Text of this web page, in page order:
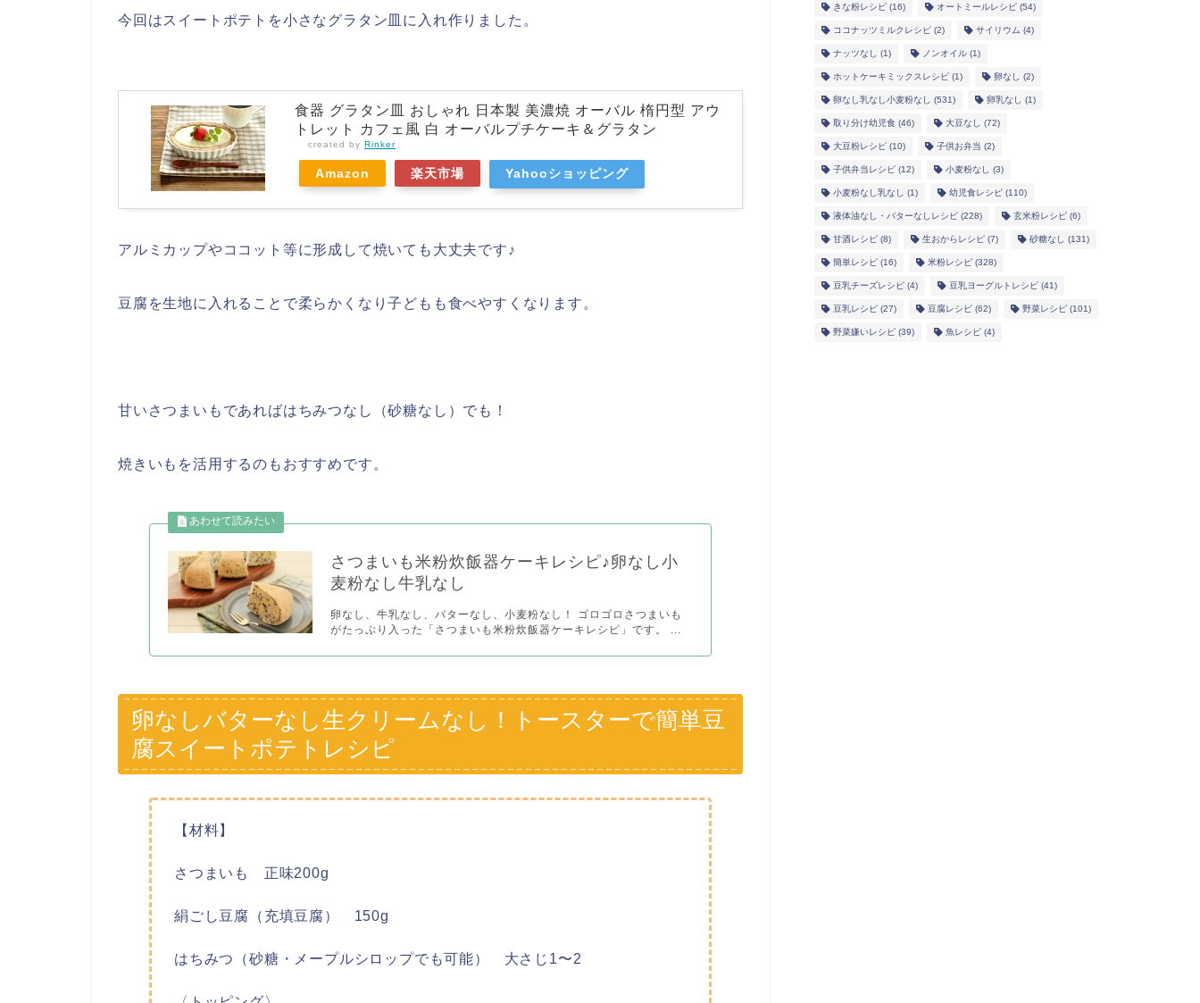
今回はスイートポテトを小さなグラタン皿に入れ作りました。
食器 グラタン皿 おしゃれ 日本製 美濃焼 オーバル 楕円型 アウ
トレット カフェ風 白 オーバルプチケーキ＆グラタン
created by Rinker
Amazon 楽天市場 Yahooショッピング
アルミカップやココット等に形成して焼いても大丈夫です♪
豆腐を生地に入れることで柔らかくなり子どもも食べやすくなります。
甘いさつまいもであればはちみつなし（砂糖なし）でも！
焼きいもを活用するのもおすすめです。
さつまいも米粉炊飯器ケーキレシピ♪卵なし小
麦粉なし牛乳なし
卵なし、牛乳なし、バターなし、小麦粉なし！ ゴロゴロさつまいも
がたっぷり入った「さつまいも米粉炊飯器ケーキレシピ」です。 ...
卵なしバターなし生クリームなし！トースターで簡単豆
腐スイートポテトレシピ
【材料】
さつまいも 正味200g
絹ごし豆腐（充填豆腐） 150g
はちみつ（砂糖・メープルシロップでも可能） 大さじ1〜2
きな粉レシピ(16) オートミールレシピ(54)
ココナッツミルクレシピ(2) サイリウム (4)
ナッツなし (1) ノンオイル(1)
ホットケーキミックスレシピ(1) 卵なし (2)
卵なし乳なし小麦粉なし (531) 卵乳なし (1)
取り分け幼児食(46) 大豆なし (72)
大豆粉レシピ(10) 子供お弁当 (2)
子供弁当レシピ(12) 小麦粉なし (3)
小麦粉なし乳なし (1) 幼児食レシピ(110)
液体油なし・バターなしレシピ(228) 玄米粉レシピ(6)
甘酒レシピ(8) 生おからレシピ(7) 砂糖なし (131)
簡単レシピ(16) 米粉レシピ(328)
豆乳チーズレシピ(4) 豆乳ヨーグルトレシピ(41)
豆乳レシピ(27) 豆腐レシピ(62) 野菜レシピ(101)
野菜嫌いレシピ(39) 魚レシピ(4)